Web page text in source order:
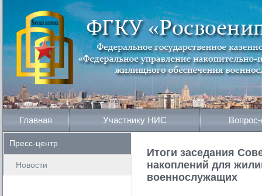
Главная Участнику НИС Вопрос-
Пресс-центр
Новости
Итоги заседания
накоплений для
военнослужащих